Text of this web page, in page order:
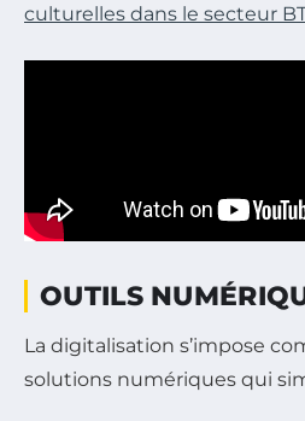
culturelles dans le secteur
OUTILS
La digitalisation s’impose
solutions numériques qui